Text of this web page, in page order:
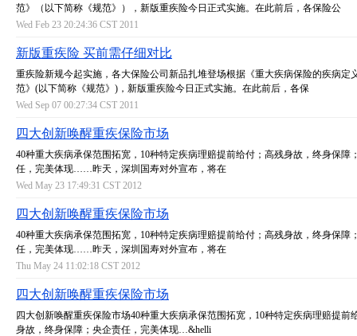
范》（以下简称《规范》），新版重疾险今日正式实施。在此前后，各保险公
Wed Feb 23 20:24:36 CST 2011
新版重疾险 买前需仔细对比
重疾险新规今起实施，各大保险公司新品扎堆登场根据《重大疾病保险的疾病定
范》(以下简称《规范》)，新版重疾险今日正式实施。在此前后，各保
Wed Sep 07 00:27:34 CST 2011
四大创新唤醒重疾保险市场
40种重大疾病承保范围拓宽，10种特定疾病理赔提前给付；高残身故，终身保障
任，完美体现……昨天，深圳国寿对外宣布，将在
Wed May 23 17:49:31 CST 2012
四大创新唤醒重疾保险市场
40种重大疾病承保范围拓宽，10种特定疾病理赔提前给付；高残身故，终身保障
任，完美体现……昨天，深圳国寿对外宣布，将在
Thu May 24 11:02:18 CST 2012
四大创新唤醒重疾保险市场
四大创新唤醒重疾保险市场40种重大疾病承保范围拓宽，10种特定疾病理赔提前
身故，终身保障；央企责任，完美体现…&helli